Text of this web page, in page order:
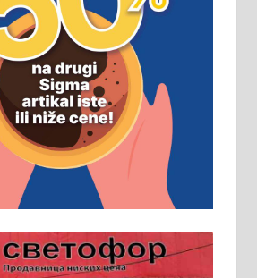
ОГЛАСИ
Рудник
запошљава 20
рудара. Услови:
пожељно радно
истим и сличним
не и неопходан
смештај,
032/57-41-122 –
завршних радова
хидроизолације и